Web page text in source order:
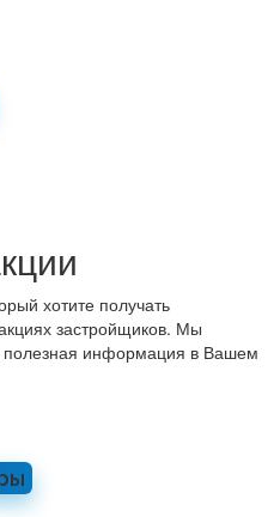
хотите получать
застройщиков. Мы
полезная информация в Вашем